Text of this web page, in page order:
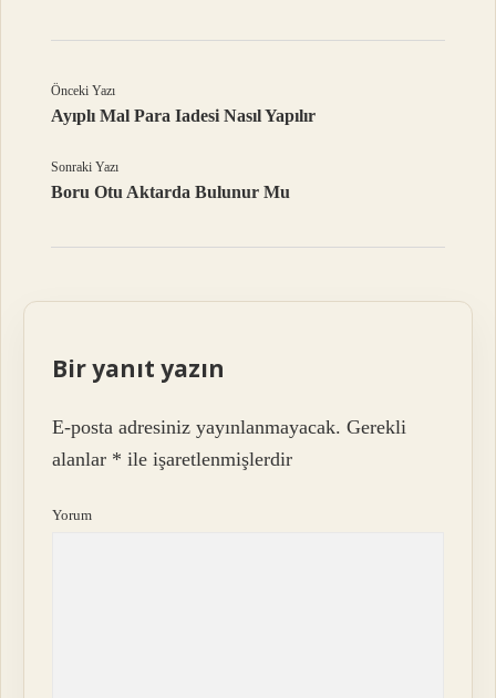
Önceki Yazı
Ayıplı Mal Para Iadesi Nasıl Yapılır
Sonraki Yazı
Boru Otu Aktarda Bulunur Mu
Bir yanıt yazın
E-posta adresiniz yayınlanmayacak. Gerekli
alanlar * ile işaretlenmişlerdir
Yorum